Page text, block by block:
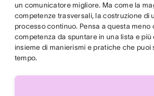
un comunicatore migliore. Ma come la
competenze trasversali, la costruzione di
processo continuo. Pensa a questa meno
competenza da spuntare in una lista e più
insieme di manierismi e pratiche che puoi
tempo.